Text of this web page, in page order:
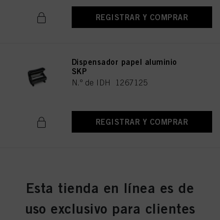
REGISTRAR Y COMPRAR
Dispensador papel aluminio
SKP
N.º de IDH 1267125
REGISTRAR Y COMPRAR
REGISTRAR Y COMPRAR
Esta tienda en línea es de
uso exclusivo para clientes